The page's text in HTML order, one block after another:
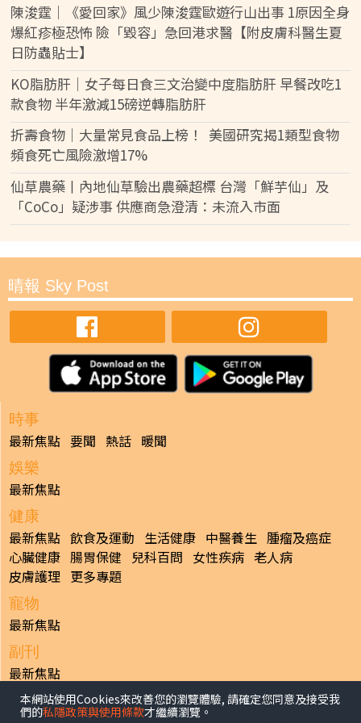
陳浚霆｜《愛回家》風少陳浚霆歐遊行山出事 1原因全身
爆紅疹極恐怖 險「毀容」急回港求醫【附皮膚科醫生夏
日防蟲貼士】
KO脂肪肝｜女子每日食三文治變中度脂肪肝 早餐改吃1
款食物 半年激減15磅逆轉脂肪肝
折壽食物｜大量常見食品上榜！ 美國研究揭1類型食物
頻食死亡風險激增17%
仙草農藥丨內地仙草驗出農藥超標 台灣「鮮芋仙」及
「CoCo」疑涉事 供應商急澄清：未流入市面
晴報 Sky Post
時事
最新焦點 要聞 熱話 暖聞
娛樂
最新焦點
健康
最新焦點 飲食及運動 生活健康 中醫養生 腫瘤及癌症
心臟健康 腸胃保健 兒科百問 女性疾病 老人病
皮膚護理 更多專題
寵物
最新焦點
副刊
最新焦點
日報
本網站使用Cookies來改善您的瀏覽體驗, 請確定您同意及接受我
們的私隱政策與使用條款才繼續瀏覽。